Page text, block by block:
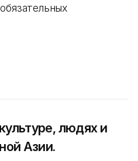
людях и
Азии.